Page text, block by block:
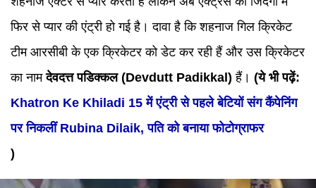
फिर से प्यार की एंट्री हो गई है। दावा है कि शहनाज गिल क्रिकेट
टीम आरसीबी के एक क्रिकेटर को डेट कर रही हैं और उस क्रिकेटर
का नामदेवदत्त पडिक्कल (Devdutt Padikkal) हैं। (ये भी पढ़ें:
Khatron Ke Khiladi 15 में एंट्री से पहले बेटियों संग कैंपेनिंग
पर निकलीं Rubina Dilaik, पति को बनाया फोटोग्राफर
)